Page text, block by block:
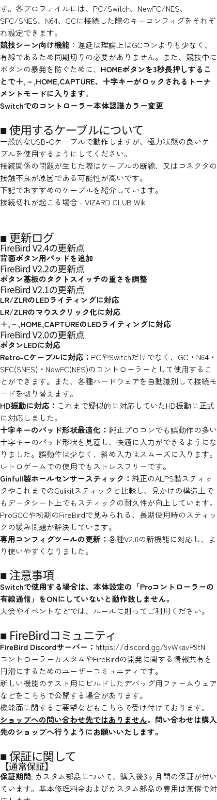
す。各プロファイルには、PC/Switch、NewFC/NES、
SFC/SNES、N64、GCに接続した際のキーコンフィグをそれぞ
れ設定できます。
競技シーン向け機能 ：遅延は理論上はGCコンよりも少なく、
有線であるため同期切りの必要がありません。 また、競技中に
ボタンの暴発を防ぐために、 HOMEボタンを3秒長押しするこ
とで＋,－,HOME,CAPTURE、十字キーがロックされるトーナ
メントモードに入ります。
Switchでのコントローラー本体認識カラー変更
■ 使用するケーブルについて
一般的なUSB-Cケーブルで動作しますが、極力状態の良いケー
ブルを使用するようにしてください。
接続関係の問題が生じた際はケーブルの断線、又はコネクタの
接触不良が原因である可能性が高いです。
下記でおすすめのケーブルを紹介しています。
接続切れが起こる場合 - VIZARD CLUB Wiki
■ 更新ログ
FireBird V2.4の更新点
背面ボタン用パッドを追加
FireBird V2.2の更新点
ボタン基板のタクトスイッチの重さを調整
FireBird V2.1の更新点
LR/ZLRのLEDライティングに対応
LR/ZLRのマウスクリック化に対応
＋,－,HOME,CAPTUREのLEDライティングに対応
FireBird V2.0の更新点
ボタンLEDに対応
Retro-Cケーブルに対応： PCやSwitchだけでなく、GC・N64・
SFC(SNES)・NewFC(NES)のコントローラーとして使用するこ
とができます。また、各種ハードウェアを自動識別して接続モ
ードを切り替えます。
HD振動に対応： これまで疑似的に対応していたHD振動に正式
に対応しました。
十字キーのパッド形状最適化： 純正プロコンでも誤動作の多い
十字キーのパッド形状を見直し、快適に入力ができるようにな
りました。誤動作は少なく、斜め入力はスムーズに入ります。
レトロゲームでの使用でもストレスフリーです。
Ginfull製ホールセンサースティック： 純正のALPS製スティッ
クやこれまでのGulikitスティックと比較し、見かけの構造上で
もデータシート上でもスティックの耐久性が向上しています。
ProGCCや初期のFireBirdで見みられる、長期使用時のスティッ
クの緩み問題が解決しています。
専用コンフィグツールの更新： 各種V2.0の新機能に対応し、よ
り使いやすくなりました。
■ 注意事項
Switchで使用する場合は、本体設定の「Proコントローラーの
有線通信」をONにしていないと動作致しません。
大会やイベントなどでは、ルールに則ってご利用ください。
■ FireBirdコミュニティ
FireBird Discordサーバー： https://discord.gg/9vWkavP9tN
コントローラーカスタムやFireBirdの開発に関する情報共有を
円滑にするためのユーザーコミュニティです。
新しい機能のテスト用にビルドしたデバッグ用ファームウェア
などをこちらで公開する場合があります。
機能面に関するご要望などもこちらで受け付けております。
ショップへの問い合わせ先ではありません。問い合わせは購入
先のショップへ行うようにお願いいたします。
■ 保証に関して
【通常保証】
保証期間: カスタム部品について、購入後3ヶ月間の保証が付い
ています。基本修理料金およびカスタム部品の費用は無償で対